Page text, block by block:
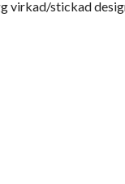
virkad/stickad